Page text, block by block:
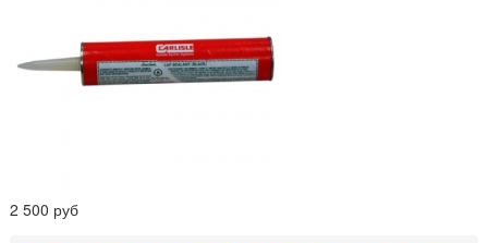
2 500 руб